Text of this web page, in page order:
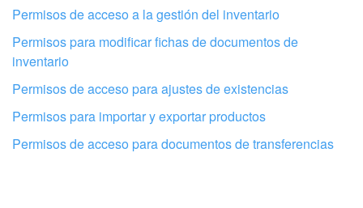
Configura tu Bitrix24 con profesionales
Permisos de acceso a la gestión del inventario
Permisos para modificar fichas de documentos de
inventario
Permisos de acceso para ajustes de existencias
Permisos para importar y exportar productos
Permisos de acceso para documentos de transferencias